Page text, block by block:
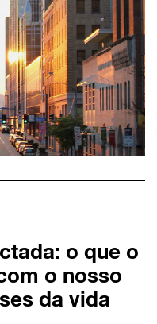
o que o
o nosso
da vida